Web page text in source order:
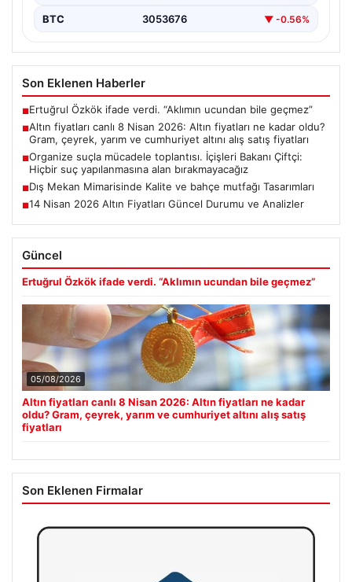
BTC 3053676 ▼ -0.56%
Son Eklenen Haberler
■Ertuğrul Özkök ifade verdi. “Aklımın ucundan bile geçmez”
■Altın fiyatları canlı 8 Nisan 2026: Altın fiyatları ne kadar oldu?
Gram, çeyrek, yarım ve cumhuriyet altını alış satış fiyatları
■Organize suçla mücadele toplantısı. İçişleri Bakanı Çiftçi:
Hiçbir suç yapılanmasına alan bırakmayacağız
■Dış Mekan Mimarisinde Kalite ve bahçe mutfağı Tasarımları
■14 Nisan 2026 Altın Fiyatları Güncel Durumu ve Analizler
Güncel
Ertuğrul Özkök ifade verdi. “Aklımın ucundan bile geçmez”
05/08/2026
Altın fiyatları canlı 8 Nisan 2026: Altın fiyatları ne kadar
oldu? Gram, çeyrek, yarım ve cumhuriyet altını alış satış
fiyatları
Son Eklenen Firmalar